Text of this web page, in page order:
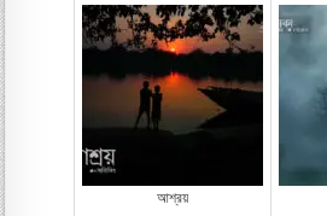
আশ্রয়